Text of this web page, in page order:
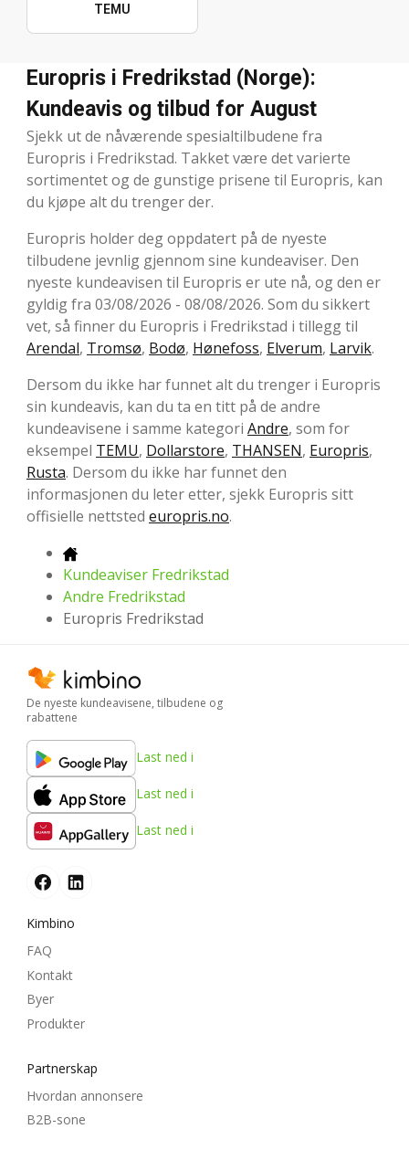
TEMU
Europris i Fredrikstad (Norge):
Kundeavis og tilbud for August
Sjekk ut de nåværende spesialtilbudene fra
Europris i Fredrikstad. Takket være det varierte
sortimentet og de gunstige prisene til Europris, kan
du kjøpe alt du trenger der.
Europris holder deg oppdatert på de nyeste
tilbudene jevnlig gjennom sine kundeaviser. Den
nyeste kundeavisen til Europris er ute nå, og den er
gyldig fra 03/08/2026 - 08/08/2026. Som du sikkert
vet, så finner du Europris i Fredrikstad i tillegg til
Arendal, Tromsø, Bodø, Hønefoss, Elverum, Larvik.
Dersom du ikke har funnet alt du trenger i Europris
sin kundeavis, kan du ta en titt på de andre
kundeavisene i samme kategori Andre, som for
eksempel TEMU, Dollarstore, THANSEN, Europris,
Rusta. Dersom du ikke har funnet den
informasjonen du leter etter, sjekk Europris sitt
offisielle nettsted europris.no.
Kundeaviser Fredrikstad
Andre Fredrikstad
Europris Fredrikstad
De nyeste kundeavisene, tilbudene og
rabattene
Last ned i
Last ned i
Last ned i
Kimbino
FAQ
Kontakt
Byer
Produkter
Partnerskap
Hvordan annonsere
B2B-sone